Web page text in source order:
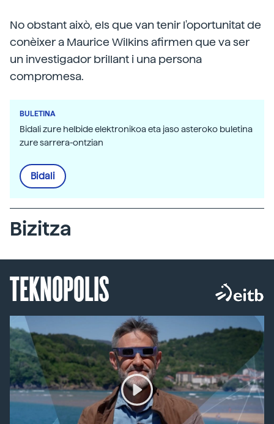
No obstant això, els que van tenir l'oportunitat de
conèixer a Maurice Wilkins afirmen que va ser
un investigador brillant i una persona
compromesa.
BULETINA
Bidali zure helbide elektronikoa eta jaso asteroko buletina
zure sarrera-ontzian
Bidali
Bizitza
TEKNOPOLIS